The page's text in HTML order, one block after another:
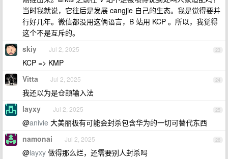
当时我就说，它往后是发展 cangjie 自己的生态。我是觉得要并
行好几年。微信都没用这俩语言，B 站用 KCP 。所以，我觉得
这个不是互斥的。
23
skiy Jul 2, 2025
KCP => KMP
24
Vitta Jul 2, 2025
我还以为是仓颉输入法
25
layxy Jul 2, 2025
@anivie 大美丽极有可能会封杀包含华为的一切可替代东西
26
namonai Jul 2, 2025
@layxy 做得那么烂，还需要别人封杀吗